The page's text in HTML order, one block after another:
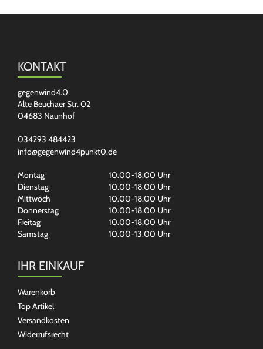
KONTAKT
gegenwind4.0
Alte Beuchaer Str. 02
04683 Naunhof
034293 484423
info@gegenwind4punkt0.de
Montag
10.00-18.00 Uhr
Dienstag
10.00-18.00 Uhr
Mittwoch
10.00-18.00 Uhr
Donnerstag
10.00-18.00 Uhr
Freitag
10.00-18.00 Uhr
Samstag
10.00-13.00 Uhr
IHR EINKAUF
Warenkorb
Top Artikel
Versandkosten
Widerrufsrecht